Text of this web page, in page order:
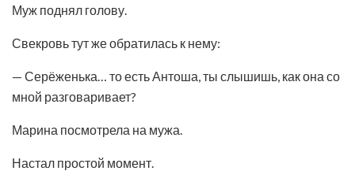
Муж поднял голову.
Свекровь тут же обратилась к нему:
— Серёженька… то есть Антоша, ты слышишь, как она со
мной разговаривает?
Марина посмотрела на мужа.
Настал простой момент.